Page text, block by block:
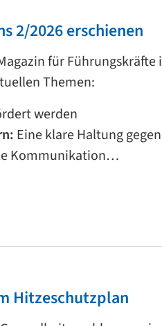
2/2026 erschienen
für
Themen:
werden
Eine klare Haltung
Kommunikation…
Hitzeschutzplan